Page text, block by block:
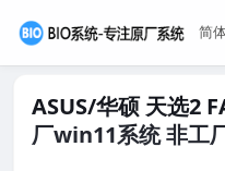
ASUS/华硕 天选2
厂win11系统 非工